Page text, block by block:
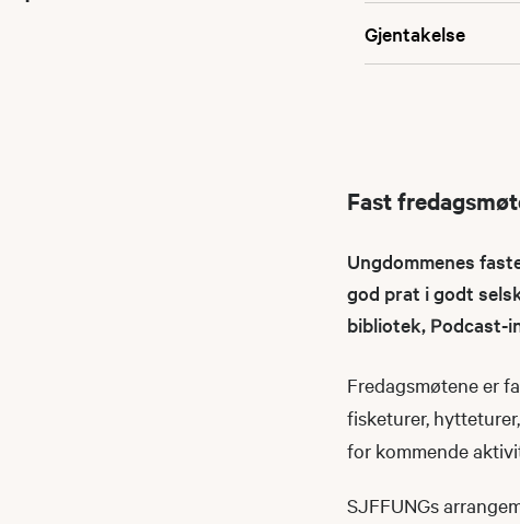
Gjentakelse
Fast
Ungdommenes
god prat i godt
bibliotek, Podcast-
Fredagsmøtene er
fisketurer,
for kommende
SJFFUNGs